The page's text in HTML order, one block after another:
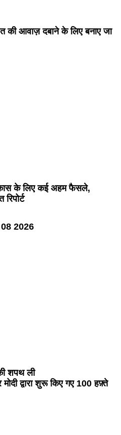
की आवाज़ दबाने के लिए बनाए जा
के लिए कई अहम फैसले,
2026
शपथ ली
मोदी द्वारा शुरू किए गए 100 हफ़्ते